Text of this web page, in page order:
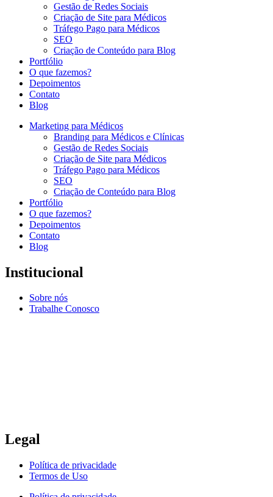
Gestão de Redes Sociais
Criação de Site para Médicos
Tráfego Pago para Médicos
SEO
Criação de Conteúdo para Blog
Portfólio
O que fazemos?
Depoimentos
Contato
Blog
Marketing para Médicos
Branding para Médicos e Clínicas
Gestão de Redes Sociais
Criação de Site para Médicos
Tráfego Pago para Médicos
SEO
Criação de Conteúdo para Blog
Portfólio
O que fazemos?
Depoimentos
Contato
Blog
Institucional
Sobre nós
Trabalhe Conosco
Legal
Política de privacidade
Termos de Uso